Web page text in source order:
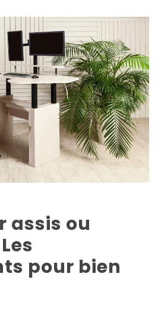
assis ou
pour bien